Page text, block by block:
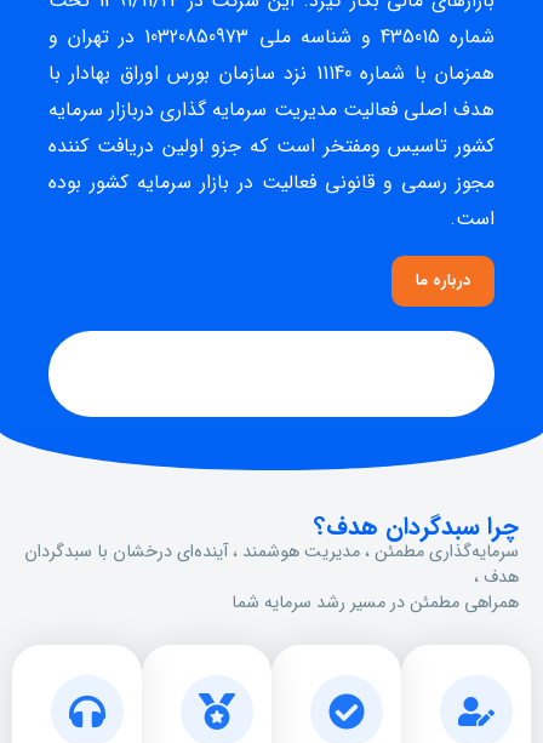
شماره 435015 و شناسه ملی 10320850973 در تهران و
همزمان با شماره 11140 نزد سازمان بورس اوراق بهادار با
هدف اصلی فعالیت مدیریت سرمایه گذاری دربازار سرمایه
کشور تاسیس ومفتخر است که جزو اولین دریافت کننده
مجوز رسمی و قانونی فعالیت در بازار سرمایه کشور بوده
است.
درباره ما
چرا سبدگردان هدف؟
سرمایه‌گذاری مطمئن ، مدیریت هوشمند ، آینده‌ای درخشان با سبدگردان
هدف ،
همراهی مطمئن در مسیر رشد سرمایه شما